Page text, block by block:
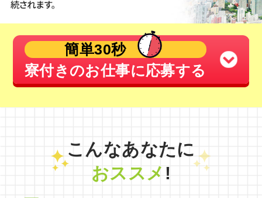
簡単30秒
寮付きのお仕事に応募する
こんなあなたに
おススメ !